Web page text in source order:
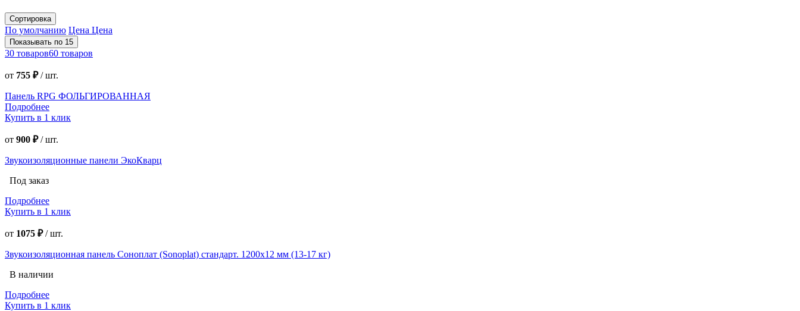
Сортировка
По умолчанию Цена Цена
Показывать по 15
30 товаров60 товаров
от 755 ₽/шт.
Панель RPG ФОЛЬГИРОВАННАЯ
Подробнее
Купить в 1 клик
от 900 ₽/шт.
Звукоизоляционные панели ЭкоКварц
Под заказ
Подробнее
Купить в 1 клик
от 1075 ₽/шт.
Звукоизоляционная панель Соноплат (Sonoplat) стандарт. 1200х12 мм (13-17 кг)
В наличии
Подробнее
Купить в 1 клик